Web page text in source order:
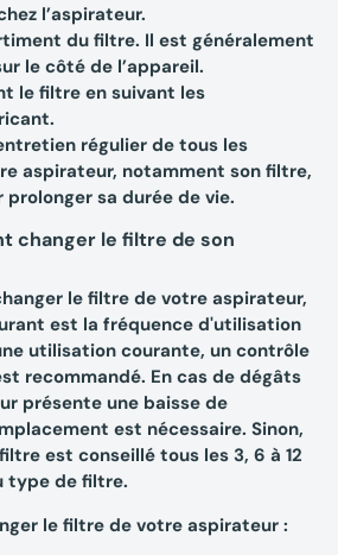
l’aspirateur.
du filtre. Il est généralement
le côté de l’appareil.
le filtre en suivant les
régulier de tous les
aspirateur, notamment son filtre,
sa durée de vie.
changer le filtre de son
le filtre de votre aspirateur,
est la fréquence d'utilisation
utilisation courante, un contrôle
recommandé. En cas de dégâts
présente une baisse de
est nécessaire. Sinon,
est conseillé tous les 3, 6 à 12
type de filtre.
le filtre de votre aspirateur :